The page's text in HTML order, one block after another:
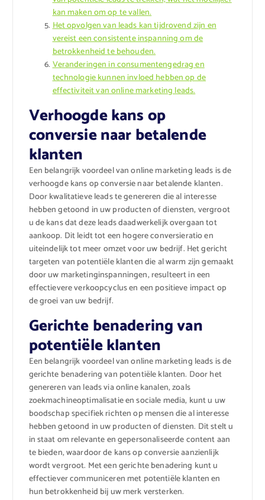
kan maken om op te vallen.
Het opvolgen van leads kan tijdrovend zijn en
vereist een consistente inspanning om de
betrokkenheid te behouden.
Veranderingen in consumentengedrag en
technologie kunnen invloed hebben op de
effectiviteit van online marketing leads.
Verhoogde kans op
conversie naar betalende
klanten
Een belangrijk voordeel van online marketing leads is de
verhoogde kans op conversie naar betalende klanten.
Door kwalitatieve leads te genereren die al interesse
hebben getoond in uw producten of diensten, vergroot
u de kans dat deze leads daadwerkelijk overgaan tot
aankoop. Dit leidt tot een hogere conversieratio en
uiteindelijk tot meer omzet voor uw bedrijf. Het gericht
targeten van potentiële klanten die al warm zijn gemaakt
door uw marketinginspanningen, resulteert in een
effectievere verkoopcyclus en een positieve impact op
de groei van uw bedrijf.
Gerichte benadering van
potentiële klanten
Een belangrijk voordeel van online marketing leads is de
gerichte benadering van potentiële klanten. Door het
genereren van leads via online kanalen, zoals
zoekmachineoptimalisatie en sociale media, kunt u uw
boodschap specifiek richten op mensen die al interesse
hebben getoond in uw producten of diensten. Dit stelt u
in staat om relevante en gepersonaliseerde content aan
te bieden, waardoor de kans op conversie aanzienlijk
wordt vergroot. Met een gerichte benadering kunt u
effectiever communiceren met potentiële klanten en
hun betrokkenheid bij uw merk versterken.